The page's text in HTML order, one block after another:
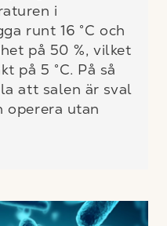
i
runt 16 °C och
på 50 %, vilket
på 5 °C. På så
att salen är sval
operera utan